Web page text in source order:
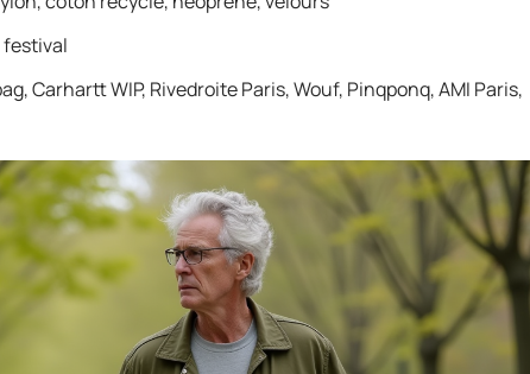
festival
Carhartt WIP, Rivedroite Paris, Wouf, Pinqponq, AMI Paris,